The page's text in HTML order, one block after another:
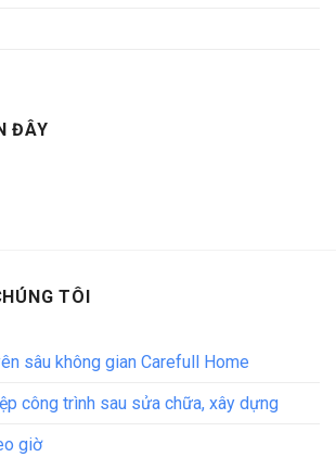
ĐÂY
TÔI
sâu không gian Carefull Home
công trình sau sửa chữa, xây dựng
giờ